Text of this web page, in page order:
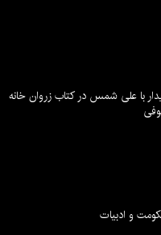
با علی شمس در کتاب زروان خانه
و ادبیات